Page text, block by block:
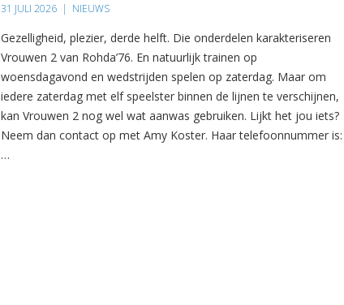
31 JULI 2026 | NIEUWS
Gezelligheid, plezier, derde helft. Die onderdelen karakteriseren
Vrouwen 2 van Rohda’76. En natuurlijk trainen op
woensdagavond en wedstrijden spelen op zaterdag. Maar om
iedere zaterdag met elf speelster binnen de lijnen te verschijnen,
kan Vrouwen 2 nog wel wat aanwas gebruiken. Lijkt het jou iets?
Neem dan contact op met Amy Koster. Haar telefoonnummer is:
…